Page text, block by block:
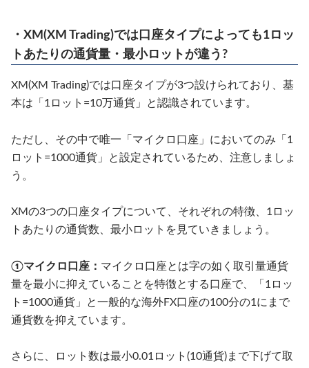
・XM(XM Trading)では口座タイプによっても1ロッ
トあたりの通貨量・最小ロットが違う?
XM(XM Trading)では口座タイプが3つ設けられており、基
本は「1ロット=10万通貨」と認識されています。
ただし、その中で唯一「マイクロ口座」においてのみ「1
ロット=1000通貨」と設定されているため、注意しましょ
う。
XMの3つの口座タイプについて、それぞれの特徴、1ロッ
トあたりの通貨数、最小ロットを見ていきましょう。
①マイクロ口座： マイクロ口座とは字の如く取引量通貨
量を最小に抑えていることを特徴とする口座で、「1ロッ
ト=1000通貨」と一般的な海外FX口座の100分の1にまで
通貨数を抑えています。
さらに、ロット数は最小0.01ロット(10通貨)まで下げて取